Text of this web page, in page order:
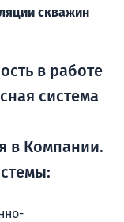
скважин
в работе
система
в Компании.